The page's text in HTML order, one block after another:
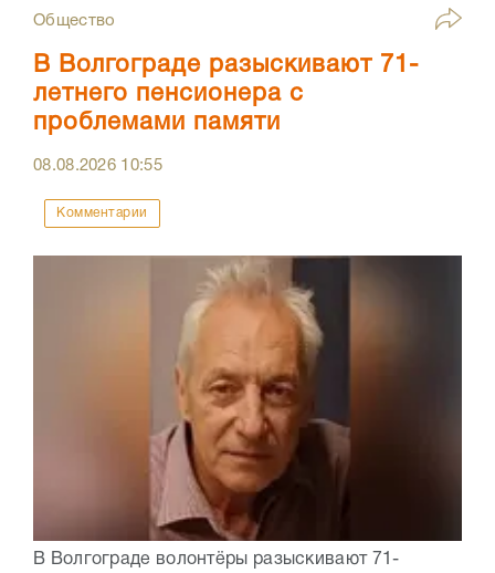
Общество
В Волгограде разыскивают 71-
летнего пенсионера с
проблемами памяти
08.08.2026 10:55
Комментарии
В Волгограде волонтёры разыскивают 71-